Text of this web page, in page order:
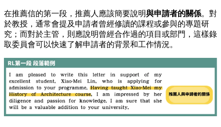
在推薦信的第一段，推薦人應該簡要說明與申請者的關係。對
於教授，通常會提及申請者曾經修讀的課程或參與的專題研
究；而對於主管，則應說明曾經合作過的項目或部門，這樣錄
取委員會可以快速了解申請者的背景和工作情況。